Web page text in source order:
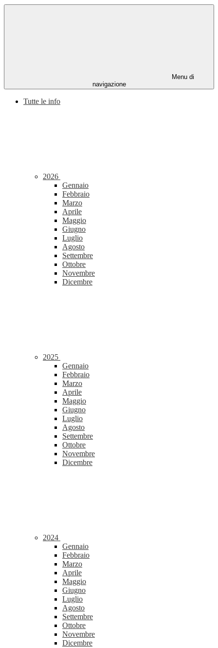
Menu di
navigazione
Tutte le info
2026
Gennaio
Febbraio
Marzo
Aprile
Maggio
Giugno
Luglio
Agosto
Settembre
Ottobre
Novembre
Dicembre
2025
Gennaio
Febbraio
Marzo
Aprile
Maggio
Giugno
Luglio
Agosto
Settembre
Ottobre
Novembre
Dicembre
2024
Gennaio
Febbraio
Marzo
Aprile
Maggio
Giugno
Luglio
Agosto
Settembre
Ottobre
Novembre
Dicembre